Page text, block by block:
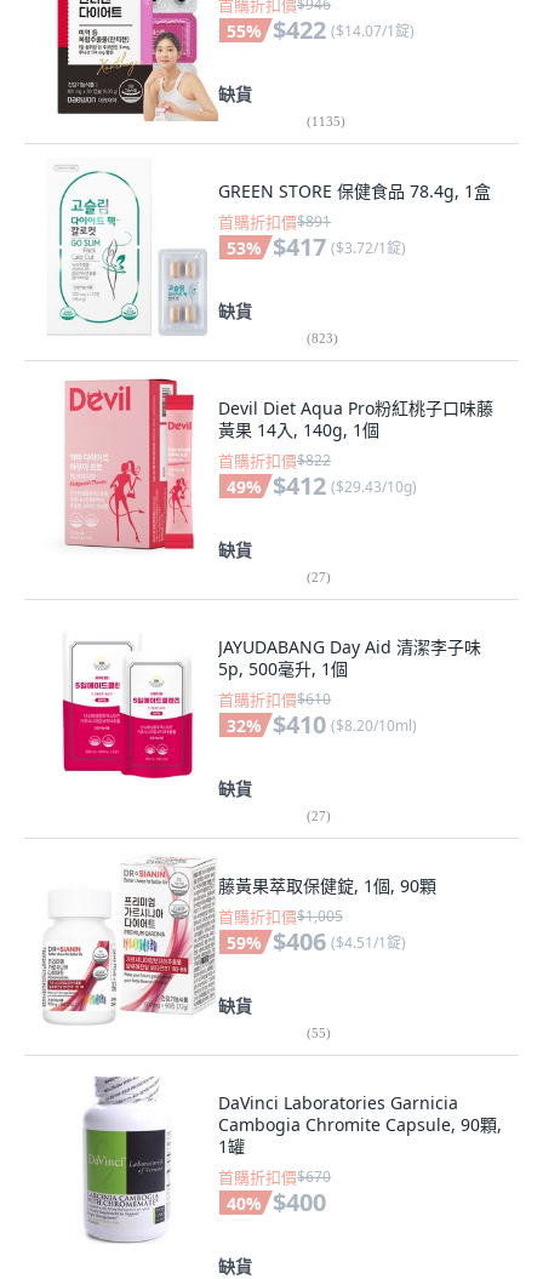
首購折扣價$946
55% $422 ($14.07/1錠)
缺貨
(1135)
GREEN STORE 保健食品 78.4g, 1盒
首購折扣價$891
53% $417 ($3.72/1錠)
缺貨
(823)
Devil Diet Aqua Pro粉紅桃子口味藤
黃果 14入, 140g, 1個
首購折扣價$822
49% $412 ($29.43/10g)
缺貨
(27)
JAYUDABANG Day Aid 清潔李子味
5p, 500毫升, 1個
首購折扣價$610
32% $410 ($8.20/10ml)
缺貨
(27)
藤黃果萃取保健錠, 1個, 90顆
首購折扣價$1,005
59% $406 ($4.51/1錠)
缺貨
(55)
DaVinci Laboratories Garnicia
Cambogia Chromite Capsule, 90顆,
1罐
首購折扣價$670
40% $400
缺貨